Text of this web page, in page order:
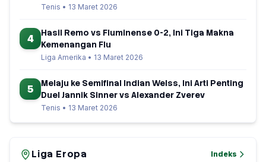
Tenis • 13 Maret 2026
4
Hasil Remo vs Fluminense 0-2, Ini Tiga Makna
Kemenangan Flu
Liga Amerika • 13 Maret 2026
5
Melaju ke Semifinal Indian Welss, Ini Arti Penting
Duel Jannik Sinner vs Alexander Zverev
Tenis • 13 Maret 2026
Liga Eropa Indeks